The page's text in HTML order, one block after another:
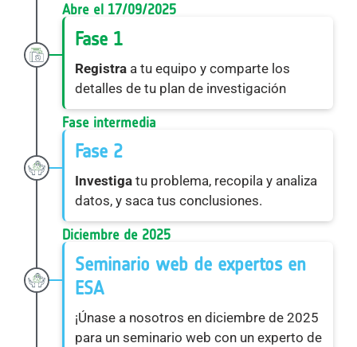
Abre el 17/09/2025
Fase 1
Registraa tu equipo y comparte los
detalles de tu plan de investigación
Fase intermedia
Fase 2
Investiga tu problema, recopila y analiza
datos, y saca tus conclusiones.
Diciembre de 2025
Seminario web de expertos en
ESA
¡Únase a nosotros en diciembre de 2025
para un seminario web con un experto de